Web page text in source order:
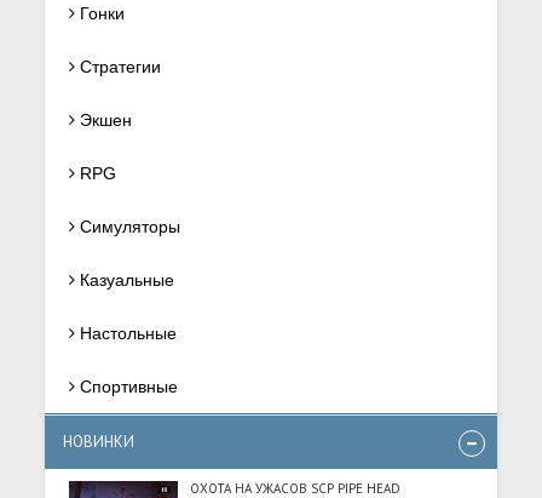
Гонки
Стратегии
Экшен
RPG
Симуляторы
Казуальные
Настольные
Спортивные
НОВИНКИ
ОХОТА НА УЖАСОВ SCP PIPE HEAD